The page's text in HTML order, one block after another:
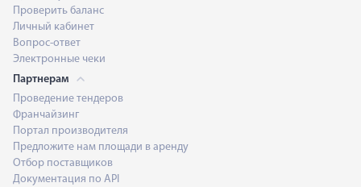
Проверить баланс
Личный кабинет
Вопрос-ответ
Электронные чеки
Партнерам
Проведение тендеров
Франчайзинг
Портал производителя
Предложите нам площади в аренду
Отбор поставщиков
Документация по API